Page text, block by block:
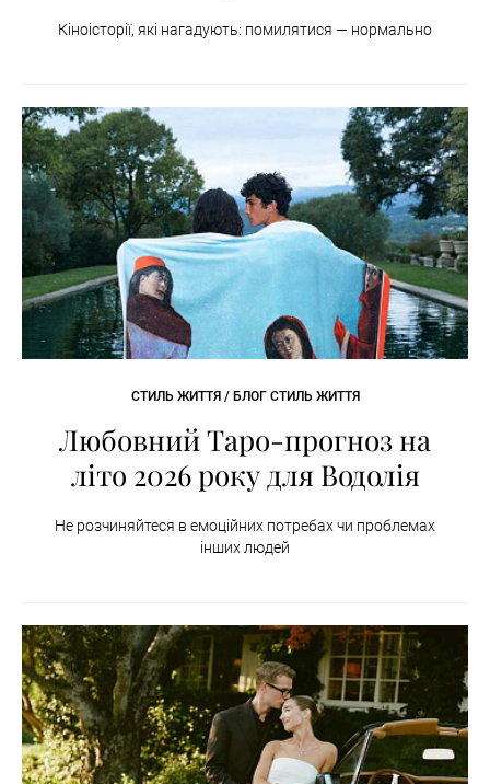
Кіноісторії, які нагадують: помилятися — нормально
СТИЛЬ ЖИТТЯ / БЛОГ СТИЛЬ ЖИТТЯ
Любовний Таро-прогноз на
літо 2026 року для Водолія
Не розчиняйтеся в емоційних потребах чи проблемах
інших людей